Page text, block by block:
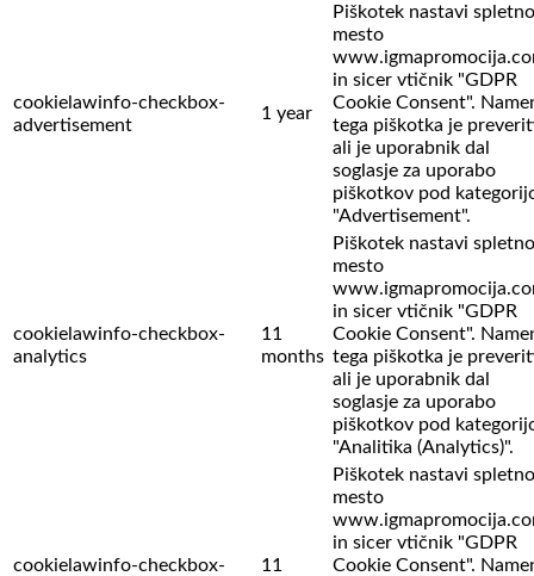
cookielawinfo-checkbox-
advertisement
1 year
Piškotek nastavi spletno
mesto
in sicer vtičnik "GDPR
Cookie Consent".
tega piškotka je
ali je uporabnik dal
soglasje za uporabo
piškotkov pod
"Advertisement".
cookielawinfo-checkbox-
analytics
11
months
Piškotek nastavi spletno
mesto
in sicer vtičnik "GDPR
Cookie Consent".
tega piškotka je
ali je uporabnik dal
soglasje za uporabo
piškotkov pod
"Analitika (Analytics)".
cookielawinfo-checkbox-
11
Piškotek nastavi spletno
mesto
in sicer vtičnik "GDPR
Cookie Consent".